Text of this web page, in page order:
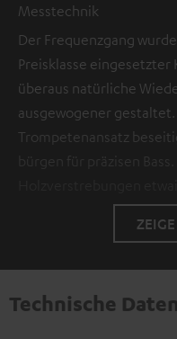
Messtechnik
Der Frequenzgang
Preisklasse
überaus natürliche
ausgewogener
Trompetenansatz
bürgen für präzisen
Technische Daten